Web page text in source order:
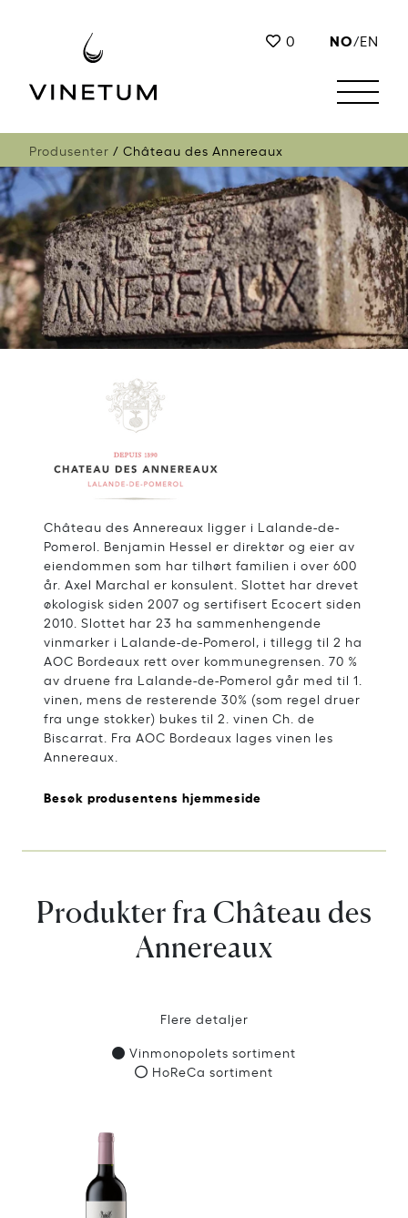
0 NO/EN
Produsenter Château des Annereaux
Château des Annereaux ligger i Lalande-de-
Pomerol. Benjamin Hessel er direktør og eier av
eiendommen som har tilhørt familien i over 600
år. Axel Marchal er konsulent. Slottet har drevet
økologisk siden 2007 og sertifisert Ecocert siden
2010. Slottet har 23 ha sammenhengende
vinmarker i Lalande-de-Pomerol, i tillegg til 2 ha
AOC Bordeaux rett over kommunegrensen. 70 %
av druene fra Lalande-de-Pomerol går med til 1.
vinen, mens de resterende 30% (som regel druer
fra unge stokker) bukes til 2. vinen Ch. de
Biscarrat. Fra AOC Bordeaux lages vinen les
Annereaux.
Besøk produsentens hjemmeside
Produkter fra Château des
Annereaux
Flere detaljer
Vinmonopolets sortiment
HoReCa sortiment